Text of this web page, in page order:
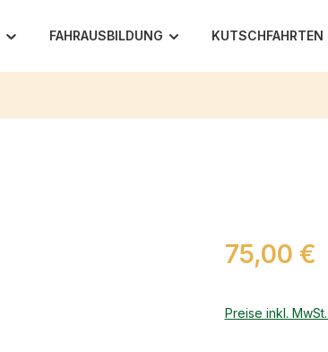
FAHRAUSBILDUNG KUTSCHFAHRTEN
Regulärer Preis:
75,00 €
Preise inkl.